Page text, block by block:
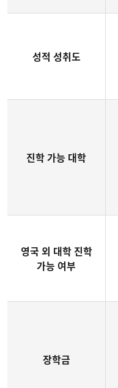
성적 성취도
진학 가능 대학
영국 외 대학 진학
가능 여부
장학금